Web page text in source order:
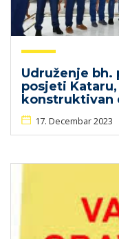
Udruženje bh.
posjeti
konstruktivan
17. Decembar 2023